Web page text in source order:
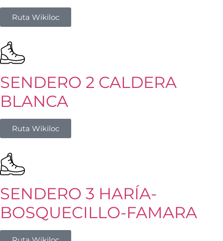
Ruta Wikiloc
SENDERO 2 CALDERA
BLANCA
Ruta Wikiloc
SENDERO 3 HARÍA-
BOSQUECILLO-FAMARA